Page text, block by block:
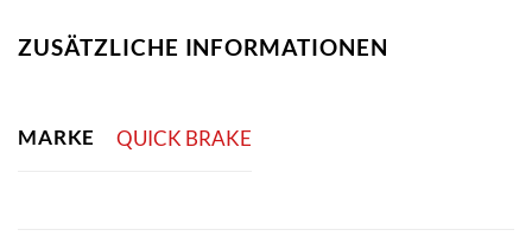
ZUSÄTZLICHE INFORMATIONEN
MARKE QUICK BRAKE